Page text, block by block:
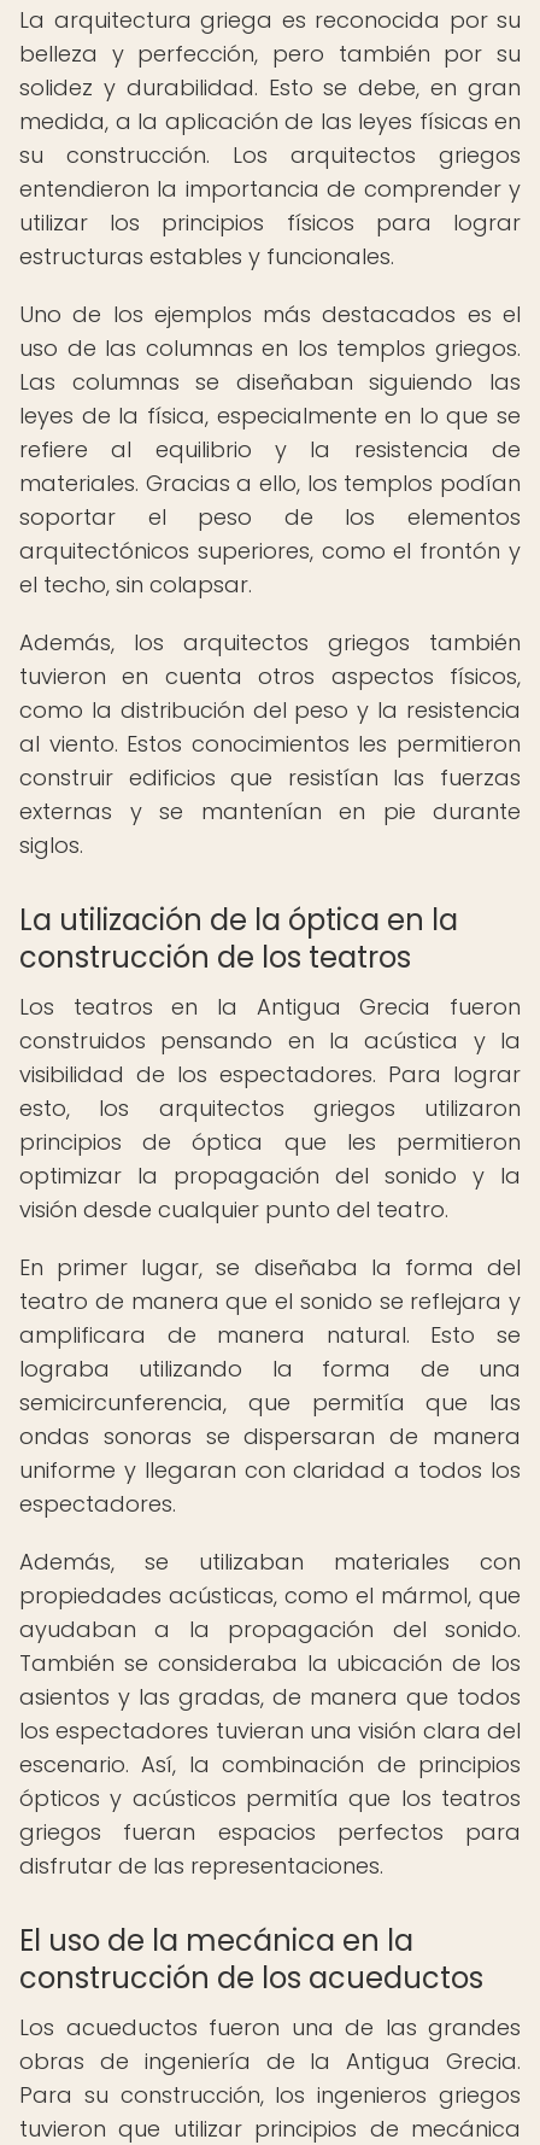
La arquitectura griega es reconocida por su
belleza y perfección, pero también por su
solidez y durabilidad. Esto se debe, en gran
medida, a la aplicación de las leyes físicas en
su construcción. Los arquitectos griegos
entendieron la importancia de comprender y
utilizar los principios físicos para lograr
estructuras estables y funcionales.
Uno de los ejemplos más destacados es el
uso de las columnas en los templos griegos.
Las columnas se diseñaban siguiendo las
leyes de la física, especialmente en lo que se
refiere al equilibrio y la resistencia de
materiales. Gracias a ello, los templos podían
soportar el peso de los elementos
arquitectónicos superiores, como el frontón y
el techo, sin colapsar.
Además, los arquitectos griegos también
tuvieron en cuenta otros aspectos físicos,
como la distribución del peso y la resistencia
al viento. Estos conocimientos les permitieron
construir edificios que resistían las fuerzas
externas y se mantenían en pie durante
siglos.
La utilización de la óptica en la
construcción de los teatros
Los teatros en la Antigua Grecia fueron
construidos pensando en la acústica y la
visibilidad de los espectadores. Para lograr
esto, los arquitectos griegos utilizaron
principios de óptica que les permitieron
optimizar la propagación del sonido y la
visión desde cualquier punto del teatro.
En primer lugar, se diseñaba la forma del
teatro de manera que el sonido se reflejara y
amplificara de manera natural. Esto se
lograba utilizando la forma de una
semicircunferencia, que permitía que las
ondas sonoras se dispersaran de manera
uniforme y llegaran con claridad a todos los
espectadores.
Además, se utilizaban materiales con
propiedades acústicas, como el mármol, que
ayudaban a la propagación del sonido.
También se consideraba la ubicación de los
asientos y las gradas, de manera que todos
los espectadores tuvieran una visión clara del
escenario. Así, la combinación de principios
ópticos y acústicos permitía que los teatros
griegos fueran espacios perfectos para
disfrutar de las representaciones.
El uso de la mecánica en la
construcción de los acueductos
Los acueductos fueron una de las grandes
obras de ingeniería de la Antigua Grecia.
Para su construcción, los ingenieros griegos
tuvieron que utilizar principios de mecánica